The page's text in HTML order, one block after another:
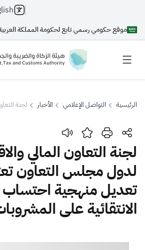
موقع حكومي رسمي تابع لحكومة المملكة
بحث
بحث بحث AI
اقتراحات
الإقرار الضريبي
التصرفات العقارية
الرئيسية التواصل الإعلامي الأخبار لجنة
لجنة التعاون المالي
لدول مجلس التعاون
تعديل منهجية احتساب
الانتقائية على